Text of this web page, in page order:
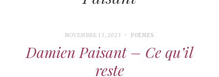
NOVEMBRE 13, 2023 POÈMES
Damien Paisant – Ce qu’il
reste